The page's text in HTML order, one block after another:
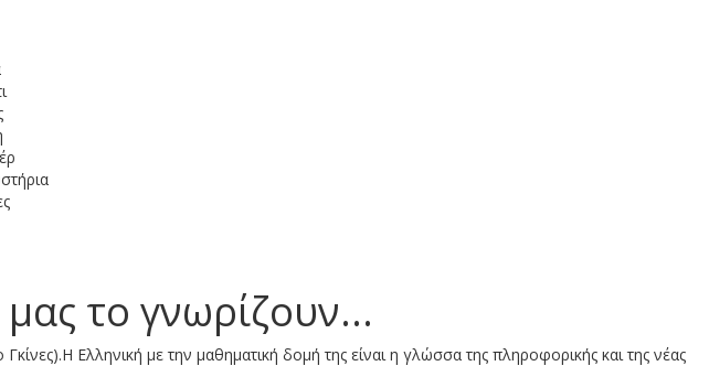
βραβείο «New Horizons In Physics»
προφητεία του πατροκοσμά που
το γνωρίζουν...
Ελληνική με την μαθηματική δομή της είναι η γλώσσα της πληροφορικής και της νέας